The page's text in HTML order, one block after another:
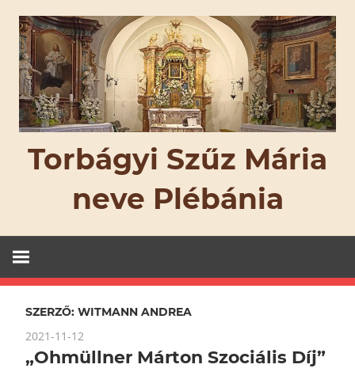
content
Torbágyi Szűz Mária
neve Plébánia
SZERZŐ: WITMANN ANDREA
2021-11-12
„Ohmüllner Márton Szociális Díj”